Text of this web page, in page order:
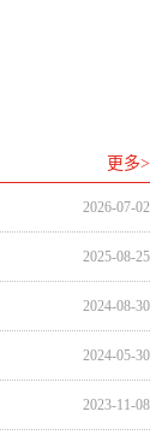
更多>
2026-07-02
2025-08-25
2024-08-30
2024-05-30
2023-11-08